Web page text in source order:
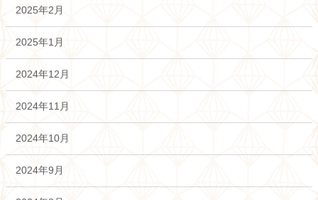
2025年2月
2025年1月
2024年12月
2024年11月
2024年10月
2024年9月